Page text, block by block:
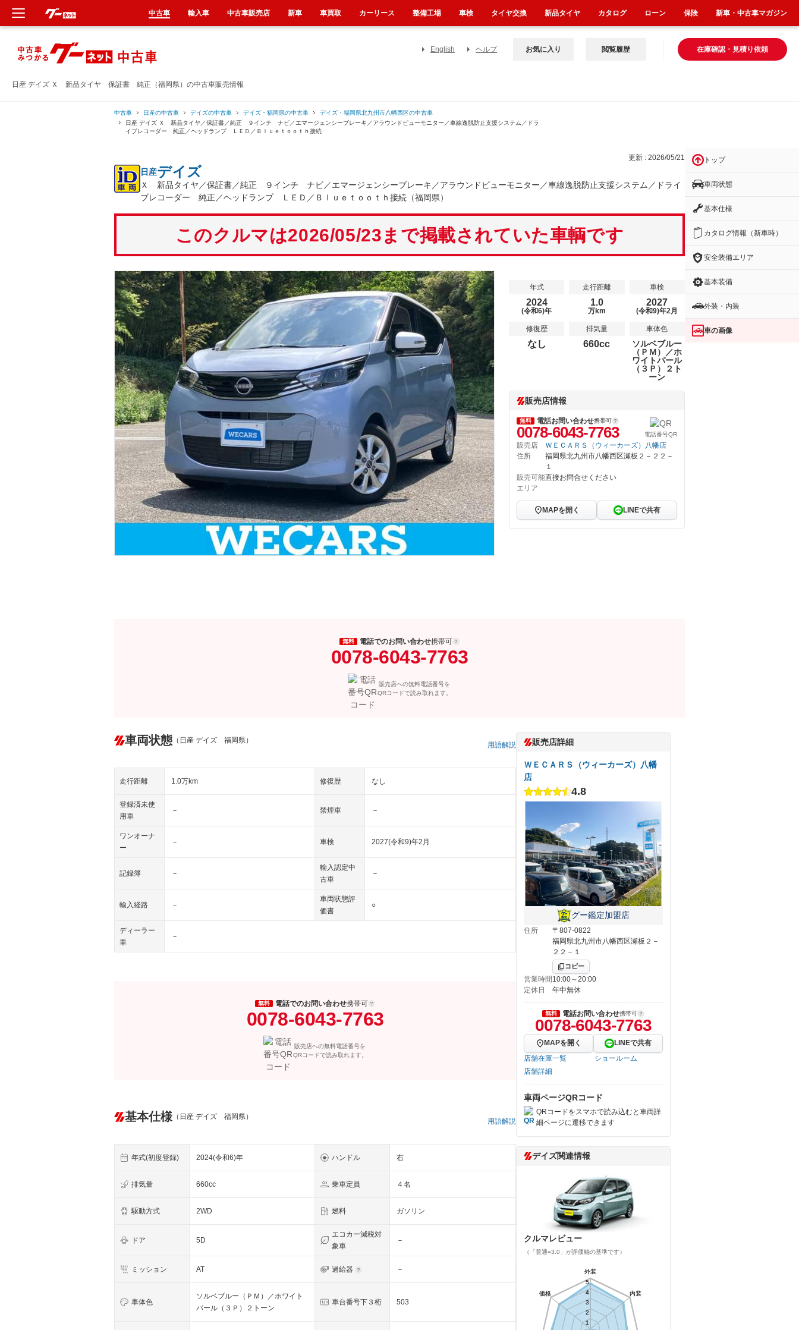
日産 デイズ Ｘ 新品タイヤ 保証書 純正（福岡県）の中古車販売情報
English ヘルプ 在庫確認・見積り依頼
お気に入り 閲覧履歴
中古車 日産の中古車 デイズの中古車 デイズ・福岡県の中古車
デイズ・福岡県北九州市八幡西区の中古車
日産 デイズ Ｘ 新品タイヤ／保証書／純正 ９インチ ナビ／エマージェンシーブレーキ／アラウンドビューモニター／車線逸脱防止支援システム／ドラ
イブレコーダー 純正／ヘッドランプ ＬＥＤ／Ｂｌｕｅｔｏｏｔｈ接続
更新 : 2026/05/21
日産デイズ
Ｘ 新品タイヤ／保証書／純正 ９インチ ナビ／エマージェンシーブレーキ／アラウンドビューモニター／車線逸脱防止支援システム／ドライ
ブレコーダー 純正／ヘッドランプ ＬＥＤ／Ｂｌｕｅｔｏｏｔｈ接続（福岡県）
このクルマは2026/05/23まで掲載されていた車輌です
年式
2024
(令和6)年
走行距離
1.0
万km
車検
2027
(令和9)年2月
修復歴
なし
排気量
660cc
車体色
ソルベブルー
（ＰＭ）／ホ
ワイトパール
（３Ｐ）２ト
ーン
販売店情報
無料 電話お問い合わせ携帯可
0078-6043-7763 電話番号QR
販売店
ＷＥＣＡＲＳ（ウィーカーズ）八幡店
住所
福岡県北九州市八幡西区瀬板２－２２－
１
販売可能
エリア
直接お問合せください
MAPを開く LINEで共有
無料 電話でのお問い合わせ携帯可
0078-6043-7763
販売店への無料電話番号を
QRコードで読み取れます。
車両状態 （日産 デイズ 福岡県）
用語解説
走行距離 1.0万km 修復歴 なし
登録済未使
用車
－ 禁煙車 －
ワンオーナ
ー
－ 車検 2027(令和9)年2月
記録簿 －
輸入認定中
古車
－
輸入経路 －
車両状態評
価書
○
ディーラー
車
－
無料 電話でのお問い合わせ携帯可
0078-6043-7763
販売店への無料電話番号を
QRコードで読み取れます。
基本仕様 （日産 デイズ 福岡県）
用語解説
年式(初度登録) 2024(令和6)年 ハンドル 右
排気量 660cc 乗車定員 ４名
駆動方式 2WD 燃料 ガソリン
ドア 5D
エコカー減税対
象車
－
ミッション AT 過給器 －
車体色
ソルベブルー（ＰＭ）／ホワイト
パール（３Ｐ）２トーン
車台番号下３桁 503
販売店詳細
ＷＥＣＡＲＳ（ウィーカーズ）八幡
店
4.8
グー鑑定加盟店
住所
〒807-0822
福岡県北九州市八幡西区瀬板２－
２２－１
コピー
営業時間10:00～20:00
定休日
年中無休
無料 電話お問い合わせ携帯可
0078-6043-7763
MAPを開く
LINEで共有
店舗在庫一覧
ショールーム
店舗詳細
車両ページQRコード
QRコードをスマホで読み込むと車両詳
細ページに遷移できます
デイズ関連情報
クルマレビュー
（「普通=3.0」が評価軸の基準です）
外装
内装
価格
1
2
3
4
5
外装
内装
価格
1
2
3
4
5
トップ
車両状態
基本仕様
カタログ情報（新車時）
安全装備エリア
基本装備
外装・内装
車の画像
中古車 輸入車 中古車販売店 新車 車買取 カーリース 整備工場 車検 タイヤ交換 新品タイヤ カタログ ローン 保険 新車・中古車マガジン
新車
中古車